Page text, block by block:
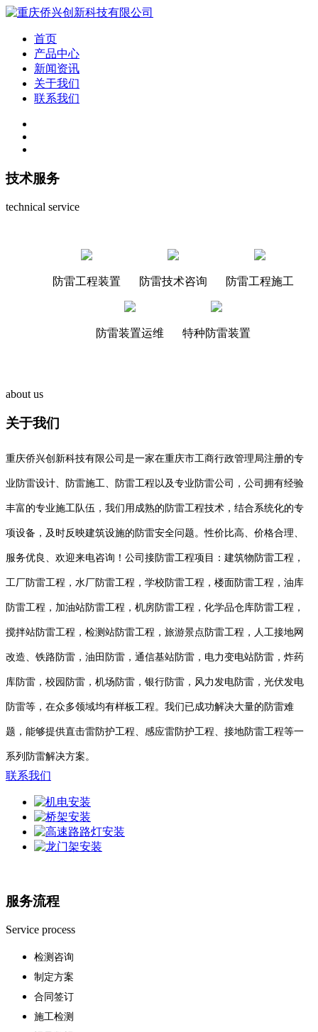
首页
产品中心
新闻资讯
关于我们
联系我们
技术服务
technical service
防雷工程装置 防雷技术咨询 防雷工程施工
防雷装置运维 特种防雷装置
about us
关于我们
重庆侨兴创新科技有限公司是一家在重庆市工商行政管理局注册的专
业防雷设计、防雷施工、防雷工程以及专业防雷公司，公司拥有经验
丰富的专业施工队伍，我们用成熟的防雷工程技术，结合系统化的专
项设备，及时反映建筑设施的防雷安全问题。性价比高、价格合理、
服务优良、欢迎来电咨询！公司接防雷工程项目：建筑物防雷工程，
工厂防雷工程，水厂防雷工程，学校防雷工程，楼面防雷工程，油库
防雷工程，加油站防雷工程，机房防雷工程，化学品仓库防雷工程，
搅拌站防雷工程，检测站防雷工程，旅游景点防雷工程，人工接地网
改造、铁路防雷，油田防雷，通信基站防雷，电力变电站防雷，炸药
库防雷，校园防雷，机场防雷，银行防雷，风力发电防雷，光伏发电
防雷等，在众多领域均有样板工程。我们已成功解决大量的防雷难
题，能够提供直击雷防护工程、感应雷防护工程、接地防雷工程等一
系列防雷解决方案。
联系我们
服务流程
Service process
检测咨询
制定方案
合同签订
施工检测